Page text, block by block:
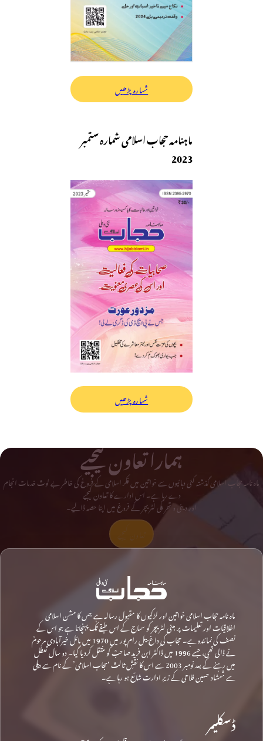
شمارہ پڑھیں
ماہنامہ حجاب اسلامی شمارہ ستمبر
2023
شمارہ پڑھیں
ہمارا تعاون کیجیے
ماہ نامہ حجاب اسلامی گذشتہ کئی دہائیوں سے خواتین میں فکر اسلامی کے فروغ کی خاطر بے لوث خدمات انجام
دے رہا ہے۔ اس ادارے کا تعاون کیجیے
اور دینی و تحریکی لٹریچر کے فروغ میں اپنا حصہ ڈالیے۔
ماہ نامہ حجاب اسلامی خواتین اور لڑکیوں کا مقبول رسالہ ہے جس کا مشن اسلامی
اخلاقیات اور تعلیمات پر مبنی لٹریچر کو سماج کے اس طبقے تک پہنچانا ہے جو اس کے
نصف کی نمائندہ ہے۔ حجاب کی داغ بیل رام پور میں 1970 میں مائل خیرآبادی مرحومؒ
نے ڈالی تھی، جسے 1996 میں ڈاکٹر ابن فرید صاحبؒ کو منتقل کردیا گیا۔ دو سال تعطل
میں رہنے کے بعد نومبر 2003 سے اس کا نقشِ ثالث ‘حجاب اسلامی’ کے نام سے دہلی
سے شمشاد حسین فلاحی کے زیرِ ادارت شائع ہو رہا ہے۔
ڈسکلیمر